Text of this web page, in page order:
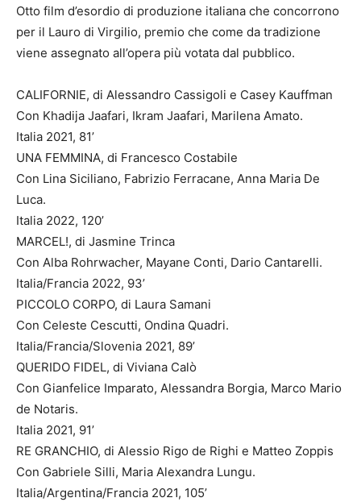
Otto film d’esordio di produzione italiana che concorrono
per il Lauro di Virgilio, premio che come da tradizione
viene assegnato all’opera più votata dal pubblico.
CALIFORNIE, di Alessandro Cassigoli e Casey Kauffman
Con Khadija Jaafari, Ikram Jaafari, Marilena Amato.
Italia 2021, 81’
UNA FEMMINA, di Francesco Costabile
Con Lina Siciliano, Fabrizio Ferracane, Anna Maria De
Luca.
Italia 2022, 120’
MARCEL!, di Jasmine Trinca
Con Alba Rohrwacher, Mayane Conti, Dario Cantarelli.
Italia/Francia 2022, 93’
PICCOLO CORPO, di Laura Samani
Con Celeste Cescutti, Ondina Quadri.
Italia/Francia/Slovenia 2021, 89’
QUERIDO FIDEL, di Viviana Calò
Con Gianfelice Imparato, Alessandra Borgia, Marco Mario
de Notaris.
Italia 2021, 91’
RE GRANCHIO, di Alessio Rigo de Righi e Matteo Zoppis
Con Gabriele Silli, Maria Alexandra Lungu.
Italia/Argentina/Francia 2021, 105’